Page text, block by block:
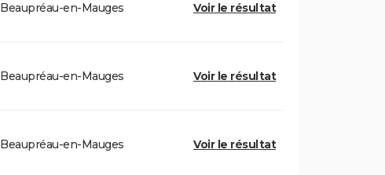
Beaupréau-en-Mauges Voir le résultat
Beaupréau-en-Mauges Voir le résultat
Beaupréau-en-Mauges Voir le résultat